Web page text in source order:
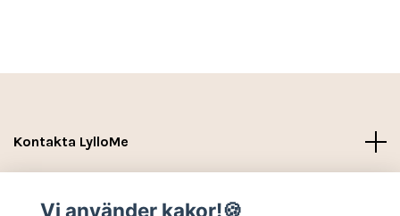
Kontakta LylloMe
Vi använder kakor!🍪